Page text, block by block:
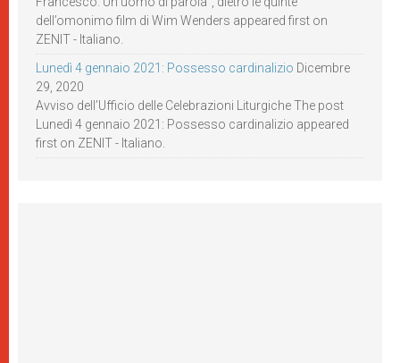
dell’omonimo film di Wim Wenders appeared first on
ZENIT - Italiano.
Lunedì 4 gennaio 2021: Possesso cardinalizio Dicembre
29, 2020
Avviso dell’Ufficio delle Celebrazioni Liturgiche The post
Lunedì 4 gennaio 2021: Possesso cardinalizio appeared
first on ZENIT - Italiano.